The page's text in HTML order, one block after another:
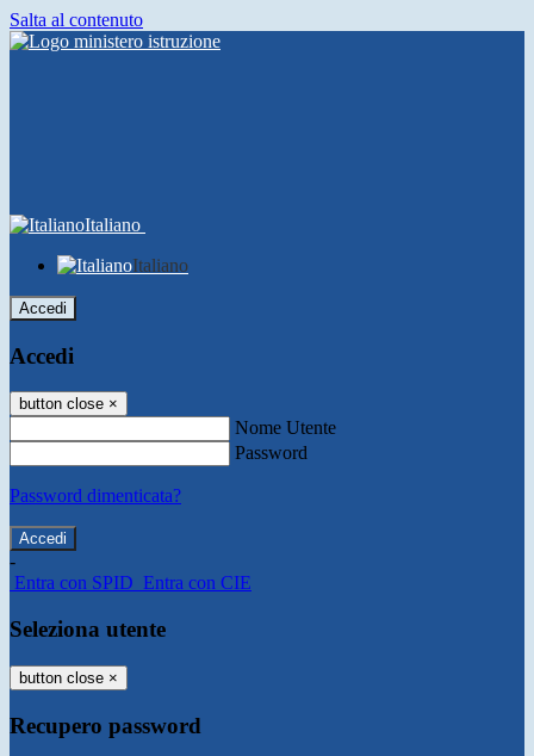
Salta al contenuto
Italiano
Italiano
Accedi
Accedi
button close ×
Nome Utente
Password
Password dimenticata?
-
Entra con SPID Entra con CIE
Seleziona utente
button close ×
Recupero password